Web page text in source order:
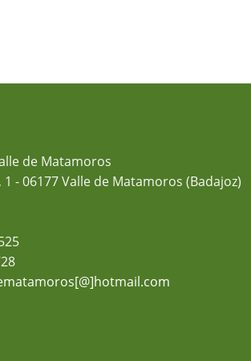
de Matamoros
1 - 06177 Valle de Matamoros (Badajoz)